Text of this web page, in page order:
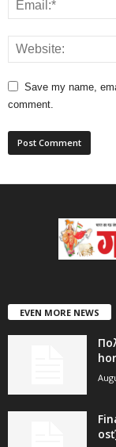
Save my name,
comment.
EVEN MORE NEWS